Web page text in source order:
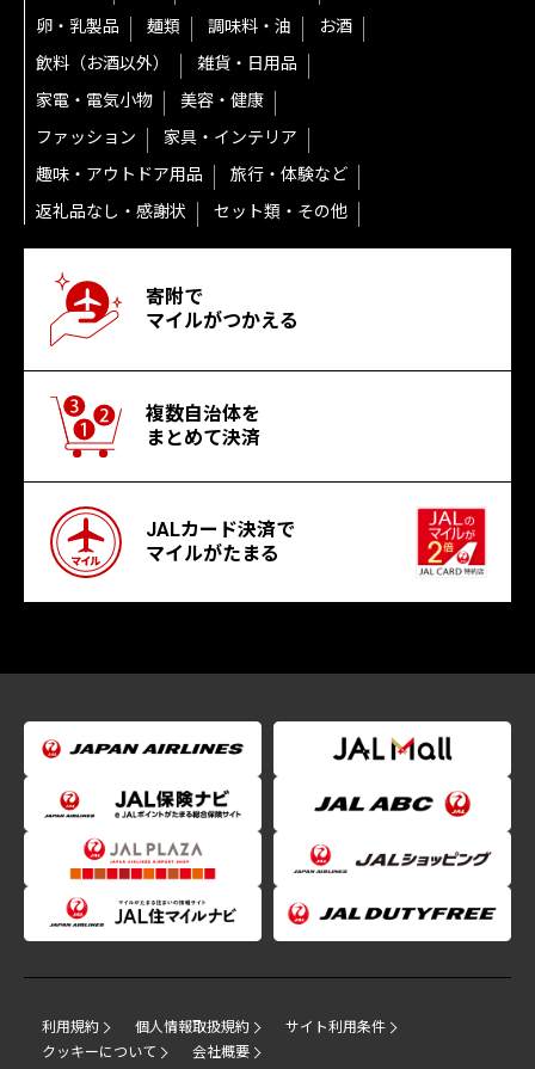
卵・乳製品
麺類 調味料・油
お酒
飲料（お酒以外）
雑貨・日用品
家電・電気小物
美容・健康
ファッション
家具・インテリア
趣味・アウトドア用品
旅行・体験など
返礼品なし・感謝状
セット類・その他
寄附で
マイルがつかえる
複数自治体を
まとめて決済
JALカード決済で
マイルがたまる
利用規約 個人情報取扱規約
サイト利用条件
クッキーについて
会社概要